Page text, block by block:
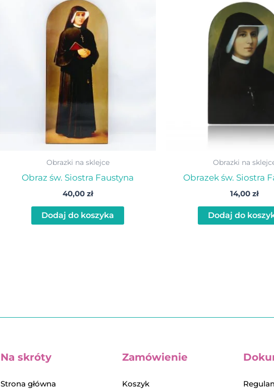
Obrazki na sklejce
Obraz św. Siostra Faustyna
40,00 zł
Dodaj do koszyka
Obrazki na
Obrazek św. Siostra
14,00 zł
Dodaj do
Na skróty
Strona główna
Zamówienie
Koszyk